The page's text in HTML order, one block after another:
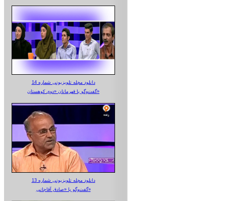
دانلود مجله تلویزیونی شماره 14
گفت‌وگو با قهرمانان «دوی کوهستان»
دانلود مجله تلویزیونی شماره 13
گفت‌وگو با «صادق آقاجانی»